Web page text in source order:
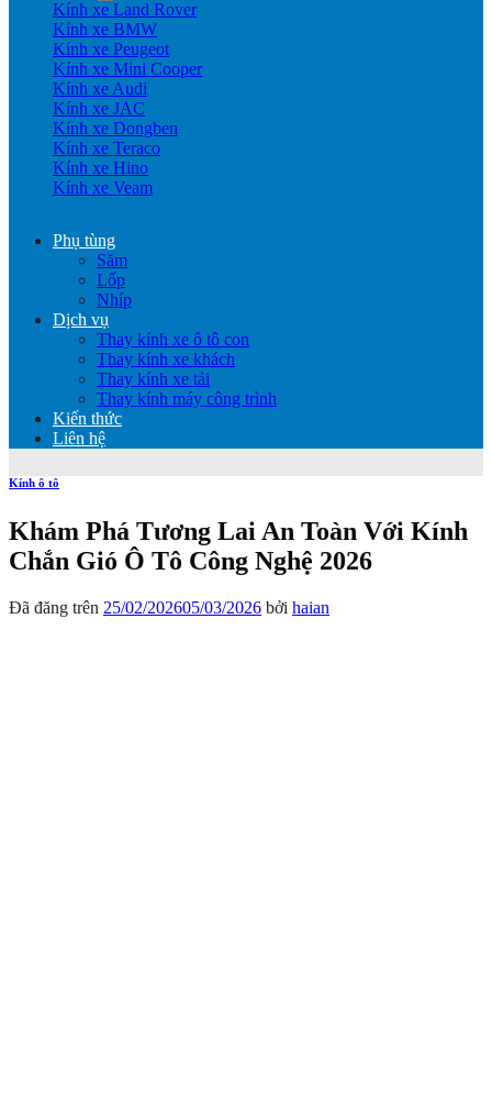
Kính xe Land Rover
Kính xe BMW
Kính xe Peugeot
Kính xe Mini Cooper
Kính xe Audi
Kính xe JAC
Kính xe Dongben
Kính xe Teraco
Kính xe Hino
Kính xe Veam
Phụ tùng
Săm
Lốp
Nhíp
Dịch vụ
Thay kính xe ô tô con
Thay kính xe khách
Thay kính xe tải
Thay kính máy công trình
Kiến thức
Liên hệ
Kính ô tô
Khám Phá Tương Lai An Toàn Với Kính
Chắn Gió Ô Tô Công Nghệ 2026
Đã đăng trên 25/02/202605/03/2026 bởi haian